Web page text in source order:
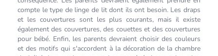
compte le type de linge de lit dont ils ont besoin. Les draps
et les couvertures sont les plus courants, mais il existe
également des couvertures, des couettes et des couvertures
pour bébé. Enfin, les parents devraient choisir des couleurs
et des motifs qui s'accordent à la décoration de la chambre